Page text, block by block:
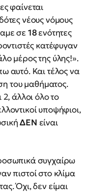
φαίνεται
νέους νόμους
σε 18ενότητες
κατέφυγαν
μέρος της ύλης!».
αυτό. Και τέλος να
του μαθήματος.
2, άλλοι όλο το
υποψήφιοι,
ΔΕΝ είναι
συγχαίρω
πιστοί στο κλίμα
Όχι, δεν είμαι